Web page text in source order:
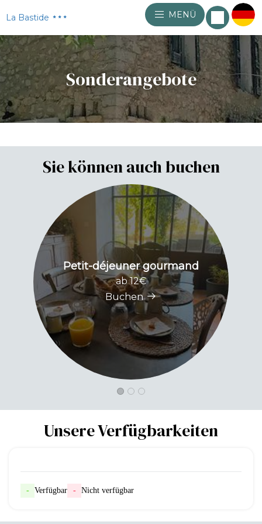
La Bastide MENÜ
Sonderangebote
Sie können auch buchen
Petit-déjeuner gourmand
ab 12€
Buchen
Unsere Verfügbarkeiten
- Verfügbar - Nicht verfügbar